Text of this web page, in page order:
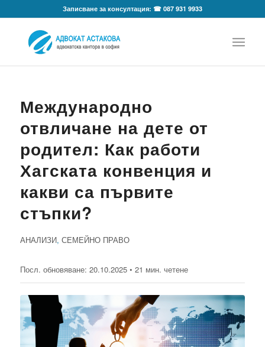
Записване за консултация: ☎ 087 931 9933
Международно
отвличане на дете от
родител: Как работи
Хагската конвенция и
какви са първите
стъпки?
АНАЛИЗИ, СЕМЕЙНО ПРАВО
Посл. обновяване: 20.10.2025• 21 мин. четене